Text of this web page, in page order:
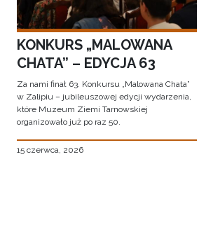
KONKURS „MALOWANA
CHATA” – EDYCJA 63
Za nami finał 63. Konkursu „Malowana Chata”
w Zalipiu – jubileuszowej edycji wydarzenia,
które Muzeum Ziemi Tarnowskiej
organizowało już po raz 50.
15 czerwca, 2026